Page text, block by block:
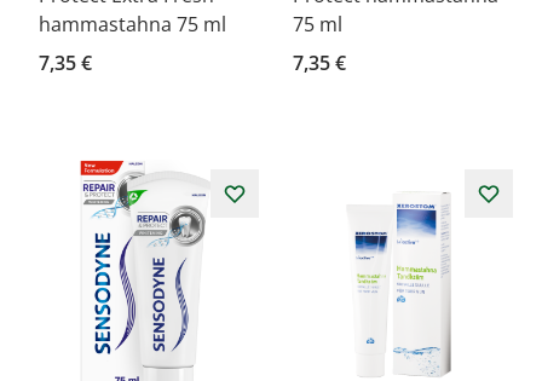
hammastahna 75 ml
7,35 €
75 ml
7,35 €